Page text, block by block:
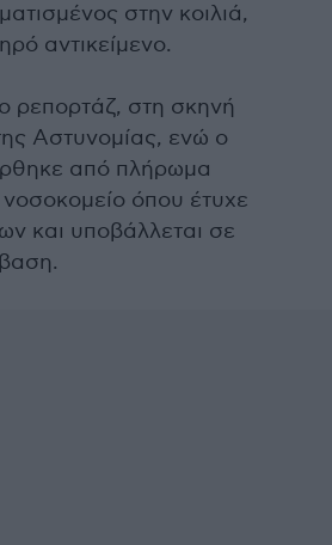
στην κοιλιά,
αντικείμενο.
ρεπορτάζ, στη σκηνή
Αστυνομίας, ενώ ο
από πλήρωμα
όπου έτυχε
και υποβάλλεται σε